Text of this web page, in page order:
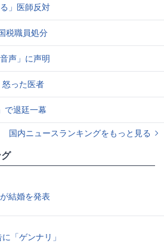
」医師反対
税職員処分
声」に声明
った医者
で退廷一幕
国内ニュースランキングをもっと見る
結婚を発表
「ゲンナリ」